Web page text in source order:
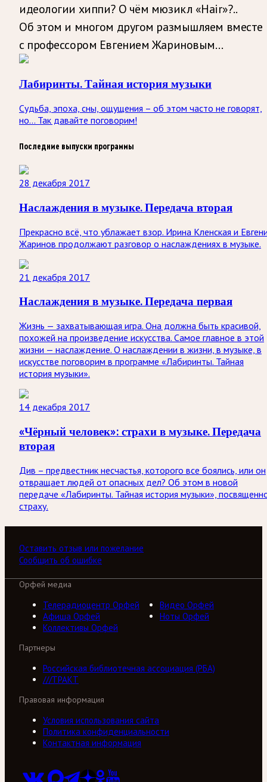
идеологии хиппи? О чём мюзикл «Hair»?..
Об этом и многом другом размышляем вместе
с профессором Евгением Жариновым…
Лабиринты. Тайная история музыки
Судьба, эпоха, сны, ощущения – об этом часто не говорят,
но… Так давайте поговорим!
Последние выпуски программы
28 декабря 2017
Наслаждения в музыке. Передача вторая
Прекрасно всё, что ублажает взор. Ирина Кленская и
Жаринов продолжают разговор о наслаждениях в музыке.
21 декабря 2017
Наслаждения в музыке. Передача первая
Жизнь — захватывающая игра. Она должна быть красивой,
похожей на произведение искусства. Самое главное в этой
жизни — наслаждение. О наслаждении в жизни, в музыке, в
искусстве поговорим в программе «Лабиринты. Тайная
история музыки».
14 декабря 2017
«Чёрный человек»: страхи в музыке. Передача
вторая
Див – предвестник несчастья, которого все боялись, или он
отвращает людей от опасных дел? Об этом в новой
передаче «Лабиринты. Тайная история музыки»,
страху.
Оставить отзыв или пожелание
Сообщить об ошибке
Орфей медиа
Телерадиоцентр Орфей
Видео Орфей
Афиша Орфей
Ноты Орфей
Коллективы Орфей
Партнеры
Российская библиотечная ассоциация (РБА)
///ТРАКТ
Правовая информация
Условия использования сайта
Политика конфиденциальности
Контактная информация